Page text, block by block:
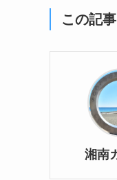
この記
湘南